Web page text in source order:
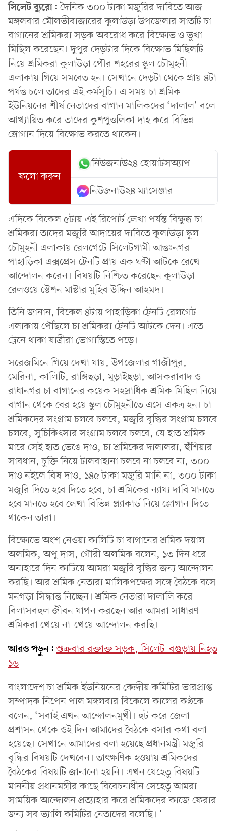
সিলেট ব্যুরো: দৈনিক ৩০০ টাকা মজুরির দাবিতে আজ
মঙ্গলবার মৌলভীবাজারের কুলাউড়া উপজেলার সাতটি চা
বাগানের শ্রমিকরা সড়ক অবরোধ করে বিক্ষোভ ও ভুখা
মিছিল করেছেন। দুপুর দেড়টার দিকে বিক্ষোভ মিছিলটি
নিয়ে শ্রমিকরা কুলাউড়া পৌর শহরের স্কুল চৌমুহনী
এলাকায় গিয়ে সমবেত হন। সেখানে দেড়টা থেকে প্রায় ৪টা
পর্যন্ত চলে তাদের এই কর্মসূচি। এ সময় চা শ্রমিক
ইউনিয়নের শীর্ষ নেতাদের বাগান মালিকদের ‘দালাল’ বলে
আখ্যায়িত করে তাদের কুশপুত্তলিকা দাহ করে বিভিন্ন
স্লোগান দিয়ে বিক্ষোভ করতে থাকেন।
ফলো করুন
নিউজনাউ২৪ হোয়াটসঅ্যাপ
নিউজনাউ২৪ ম্যাসেঞ্জার
এদিকে বিকেল ৫টায় এই রিপোর্ট লেখা পর্যন্ত বিক্ষুব্ধ চা
শ্রমিকরা তাদের মজুরি আদায়ের দাবিতে কুলাউড়া স্কুল
চৌমুহনী এলাকায় রেলগেটে সিলেটগামী আন্তঃনগর
পাহাড়িকা এক্সপ্রেস ট্রেনটি প্রায় এক ঘণ্টা আটকে রেখে
আন্দোলন করেন। বিষয়টি নিশ্চিত করেছেন কুলাউড়া
রেলওয়ে স্টেশন মাস্টার মুহিব উদ্দিন আহমদ।
তিনি জানান, বিকেল ৪টায় পাহাড়িকা ট্রেনটি রেলগেট
এলাকায় পৌঁছলে চা শ্রমিকরা ট্রেনটি আটকে দেন। এতে
ট্রেনে থাকা যাত্রীরা ভোগান্তিতে পড়ে।
সরেজমিনে গিয়ে দেখা যায়, উপজেলার গাজীপুর,
মেরিনা, কালিটি, রাঙ্গিছড়া, মুড়াইছড়া, আসকরাবাদ ও
রাধানগর চা বাগানের কয়েক সহস্রাধিক শ্রমিক মিছিল নিয়ে
বাগান থেকে বের হয়ে স্কুল চৌমুহনীতে এসে একত্র হন। চা
শ্রমিকদের সংগ্রাম চলবে চলবে, মজুরি বৃদ্ধির সংগ্রাম চলবে
চলবে, সুচিকিৎসার সংগ্রাম চলবে চলবে, যে হাত শ্রমিক
মারে সেই হাত ভেঙে দাও, চা শ্রমিকের দালালরা, হুঁশিয়ার
সাবধান, চুক্তি নিয়ে টালবাহানা চলবে না চলবে না, ৩০০
দাও নইলে বিষ দাও, ১৪৫ টাকা মজুরি মানি না, ৩০০ টাকা
মজুরি দিতে হবে দিতে হবে, চা শ্রমিকের ন্যায্য দাবি মানতে
হবে মানতে হবে লেখা বিভিন্ন প্ল্যাকার্ড নিয়ে স্লোগান দিতে
থাকেন তারা।
বিক্ষোভে অংশ নেওয়া কালিটি চা বাগানের শ্রমিক দয়াল
অলমিক, অপু দাস, গৌরী অলমিক বলেন, ১৩ দিন ধরে
অনাহারে দিন কাটিয়ে আমরা মজুরি বৃদ্ধির জন্য আন্দোলন
করছি। আর শ্রমিক নেতারা মালিকপক্ষের সঙ্গে বৈঠকে বসে
মনগড়া সিদ্ধান্ত নিচ্ছেন। শ্রমিক নেতারা দালালি করে
বিলাসবহুল জীবন যাপন করছেন আর আমরা সাধারণ
শ্রমিকরা খেয়ে না-খেয়ে আন্দোলন করছি।
আরও পড়ুন: শুক্রবার রক্তাক্ত সড়ক, সিলেট-বগুড়ায় নিহত
১৬
বাংলাদেশ চা শ্রমিক ইউনিয়নের কেন্দ্রীয় কমিটির ভারপ্রাপ্ত
সম্পাদক নিপেন পাল মঙ্গলবার বিকেলে কালের কণ্ঠকে
বলেন, ‘সবাই এখন আন্দোলনমুখী। হুট করে জেলা
প্রশাসন থেকে ওই দিন আমাদের বৈঠকে বসার কথা বলা
হয়েছে। সেখানে আমাদের বলা হয়েছে প্রধানমন্ত্রী মজুরি
বৃদ্ধির বিষয়টি দেখবেন। তাৎক্ষণিক হওয়ায় শ্রমিকদের
বৈঠকের বিষয়টি জানানো হয়নি। এখন যেহেতু বিষয়টি
মাননীয় প্রধানমন্ত্রীর কাছে বিবেচনাধীন সেহেতু আমরা
সাময়িক আন্দোলন প্রত্যাহার করে শ্রমিকদের কাজে ফেরার
জন্য সব ভ্যালি কমিটির নেতাদের বলেছি। ’